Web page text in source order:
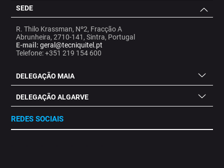
SEDE
R. Thilo Krassman, Nº2, Fracção A
Abrunheira, 2710-141, Sintra, Portugal
E-mail: geral@tecniquitel.pt
Telefone: +351 219 154 600
DELEGAÇÃO MAIA
DELEGAÇÃO ALGARVE
REDES SOCIAIS